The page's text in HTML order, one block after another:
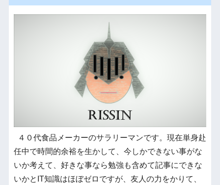
４０代食品メーカーのサラリーマンです。現在単身赴
任中で時間的余裕を生かして、今しかできない事がな
いか考えて、好きな事なら勉強も含めて記事にできな
いかとIT知識はほぼゼロですが、友人の力をかりて、